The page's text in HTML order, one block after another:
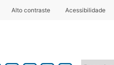
Alto contraste Acessibilidade